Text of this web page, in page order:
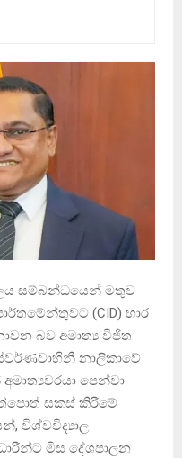
සම්බන්ධයෙන් මතුව
(CID) භාර
බව අමාත්‍ය විජිත
නාලිකාවේ
පෙන්වා
සකස් කිරීමේ
විශ්වවිද්‍යාල
මිස දේශපාලන